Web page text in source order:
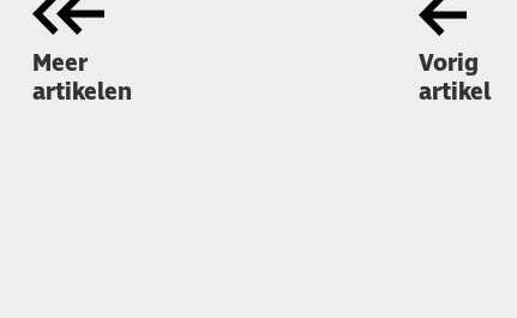
Meer
artikelen
Vorig
artikel